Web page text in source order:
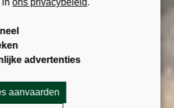
in ons privacybeleid.
advertenties
aanvaarden